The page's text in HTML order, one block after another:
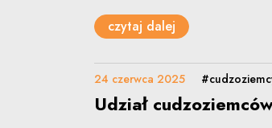
czytaj dalej
24 czerwca 2025
Udział